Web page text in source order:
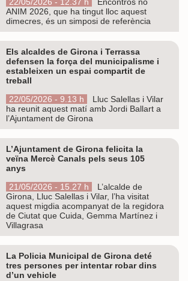
ANIM 2026, que ha tingut lloc aquest
dimecres, és un simposi de referència
Els alcaldes de Girona i Terrassa
defensen la força del municipalisme i
estableixen un espai compartit de
treball
22/05/2026 - 9.13 h
Lluc Salellas i Vilar
ha reunit aquest matí amb Jordi Ballart a
l’Ajuntament de Girona
L’Ajuntament de Girona felicita la
veïna Mercè Canals pels seus 105
anys
21/05/2026 - 15.27 h
L’alcalde de
Girona, Lluc Salellas i Vilar, l’ha visitat
aquest migdia acompanyat de la regidora
de Ciutat que Cuida, Gemma Martínez i
Villagrasa
La Policia Municipal de Girona deté
tres persones per intentar robar dins
d’un vehicle